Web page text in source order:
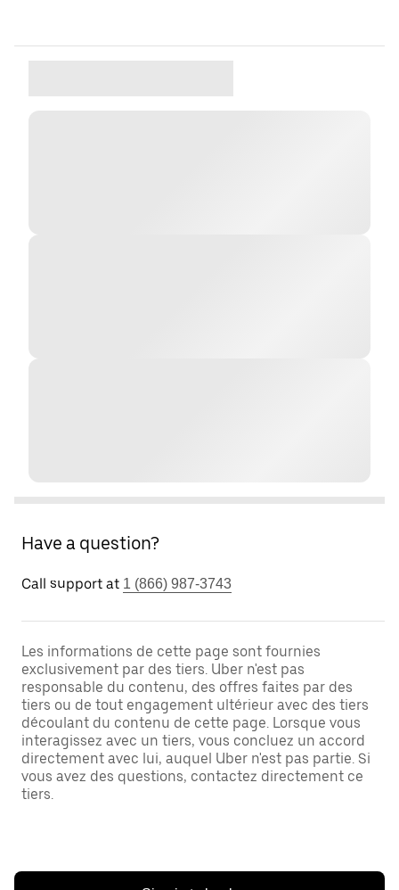
Have a question?
Call support at 1 (866) 987-3743
Les informations de cette page sont fournies
exclusivement par des tiers. Uber n'est pas
responsable du contenu, des offres faites par des
tiers ou de tout engagement ultérieur avec des tiers
découlant du contenu de cette page. Lorsque vous
interagissez avec un tiers, vous concluez un accord
directement avec lui, auquel Uber n'est pas partie. Si
vous avez des questions, contactez directement ce
tiers.